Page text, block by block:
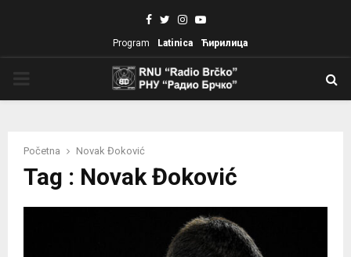
Facebook
TwitterInstagram
Youtube
Program Latinica Ћирилица
Početna Novak Đoković
Tag : Novak Đoković